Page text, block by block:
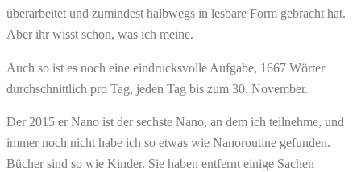
überarbeitet und zumindest halbwegs in lesbare Form gebracht hat.
Aber ihr wisst schon, was ich meine.
Auch so ist es noch eine eindrucksvolle Aufgabe, 1667 Wörter
durchschnittlich pro Tag, jeden Tag bis zum 30. November.
Der 2015 er Nano ist der sechste Nano, an dem ich teilnehme, und
immer noch nicht habe ich so etwas wie Nanoroutine gefunden.
Bücher sind so wie Kinder. Sie haben entfernt einige Sachen